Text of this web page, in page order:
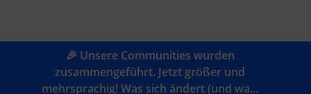
🎉 Unsere Communities wurden
zusammengeführt. Jetzt größer und
mehrsprachig! Was sich ändert (und wa...